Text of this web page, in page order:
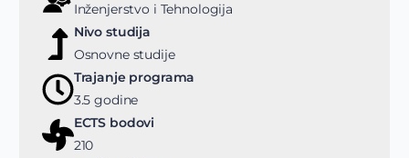
Inženjerstvo i Tehnologija
Nivo studija
Osnovne studije
Trajanje programa
3.5 godine
ECTS bodovi
210